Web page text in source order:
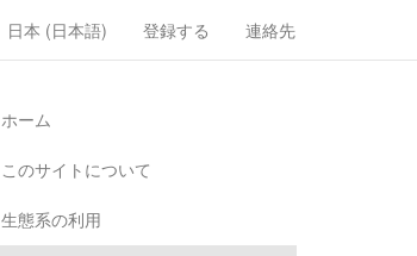
日本 (日本語) 登録する 連絡先
ホーム
このサイトについて
生態系の利用